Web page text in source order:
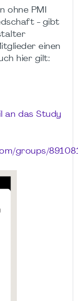
ohne PMI
- gibt
einen
hier gilt:
an das Study
groups/